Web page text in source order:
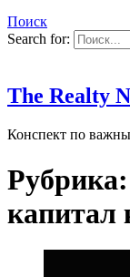
Поиск
Search for:
The Realty
Конспект по
Рубрика:
капитал